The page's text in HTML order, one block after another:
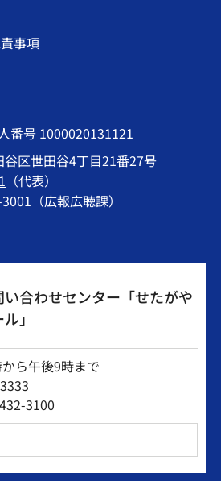
事項
番号 1000020131121
区世田谷4丁目21番27号
（代表）
（広報広聴課）
い合わせセンター「せたがや
」
ら午後9時まで
3100